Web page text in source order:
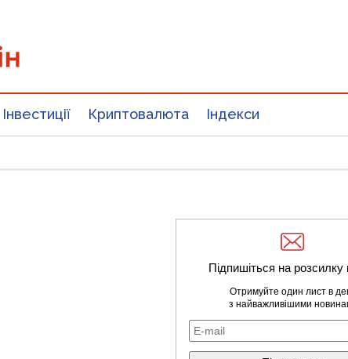
Інвестиції Криптовалюта Індекси
Підпишіться на розсилку
Отримуйте один лист в
з найважливішими